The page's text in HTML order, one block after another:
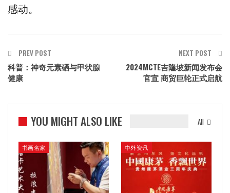
感动。
PREV POST
科普：神奇元素硒与甲状腺
健康
NEXT POST
2024MCTE吉隆坡新闻发布会
官宣 商贸巨轮正式启航
All
YOU MIGHT ALSO LIKE
书画名家 中外资讯